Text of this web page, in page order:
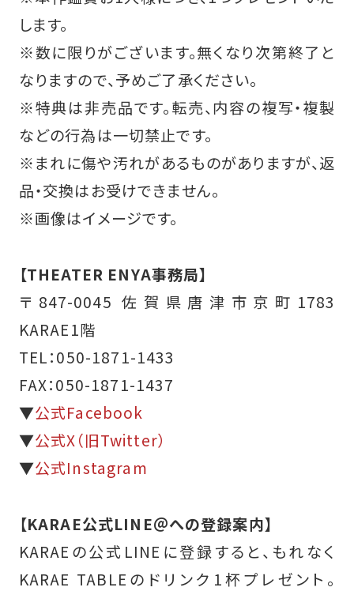
します。
※数に限りがございます。無くなり次第終了と
なりますので、予めご了承ください。
※特典は非売品です。転売、内容の複写・複製
などの行為は一切禁止です。
※まれに傷や汚れがあるものがありますが、返
品・交換はお受けできません。
※画像はイメージです。
【THEATER ENYA事務局】
〒847-0045 佐賀県唐津市京町1783
KARAE1階
TEL：050-1871-1433
FAX：050-1871-1437
▼公式Facebook
▼公式X（旧Twitter）
▼公式Instagram
【KARAE公式LINE＠への登録案内】
KARAEの公式LINEに登録すると、もれなく
KARAE TABLEのドリンク1杯プレゼント。